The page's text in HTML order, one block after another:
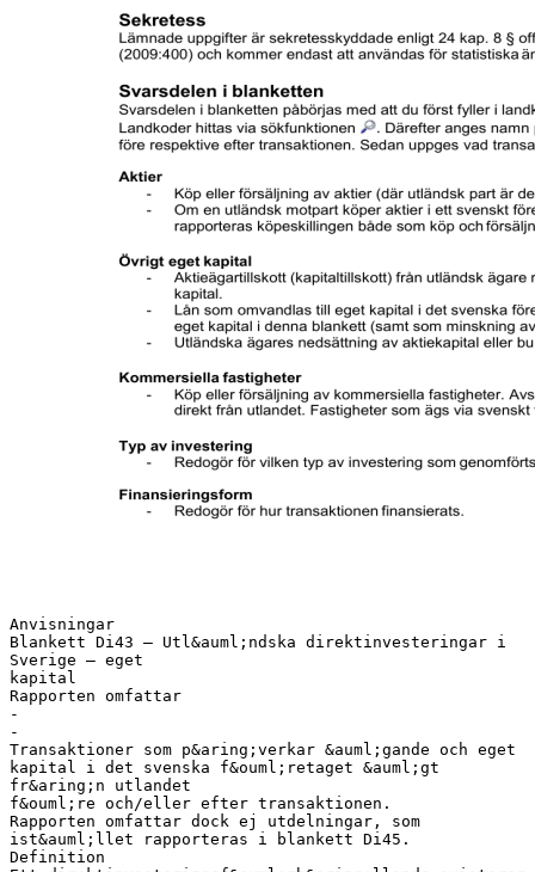
Anvisningar
Blankett Di43 – Utl&auml;ndska direktinvesteringar i
Sverige – eget
kapital
Rapporten omfattar
-
-
Transaktioner som p&aring;verkar &auml;gande och eget
kapital i det svenska f&ouml;retaget &auml;gt
fr&aring;n utlandet
f&ouml;re och/eller efter transaktionen.
Rapporten omfattar dock ej utdelningar, som
ist&auml;llet rapporteras i blankett Di45.
Definition